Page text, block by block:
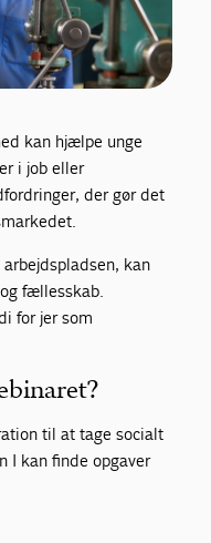
kan hjælpe unge
i job eller
der gør det
kan
fællesskab.
for jer som
til at tage socialt
I kan finde opgaver